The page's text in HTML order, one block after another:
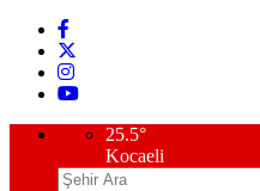
25.5°
Kocaeli